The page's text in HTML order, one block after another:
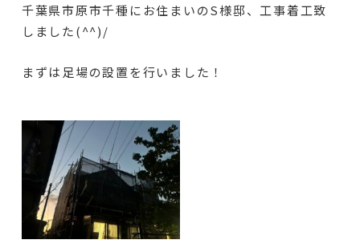
千葉県市原市千種にお住まいのS様邸、工事着工致
しました(^^)/
まずは足場の設置を行いました！